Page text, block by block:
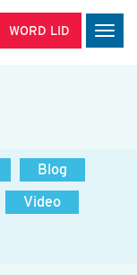
WORD LID
Blog
Video